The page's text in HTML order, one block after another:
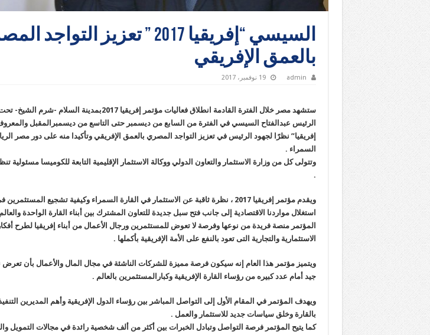
السيسي “إفريقيا 2017 ” تعزيز التواجد
بالعمق الإفريقي
admin 19 نوفمبر، 2017
ستشهد مصر خلال الفترة القادمة انطلاق فعاليات مؤتمر إفريقيا 2017بمدينة
الرئيس عبدالفتاح السيسي في الفترة من السابع من ديسمبر حتى التاسع من ديسمبرالمقبل
إفريقيا” نظرًا لجهود الرئيس في تعزيز التواجد المصري بالعمق الإفريقي وتأكيدا منه على دور مصر
السمراء .
وتتولى كل من وزارة الاستثمار والتعاون الدولي ووكالة الاستثمار الإقليمية التابعة للكوميسا مسئولية
.
ويقدم مؤتمر إفريقيا 2017 ، نظرة ثاقبة عن الاستثمار في القارة السمراء وكيفية تشجيع
استغلال مواردنا الاقتصادية إلى جانب فتح سبل جديدة للتعاون المشترك بين أبناء القارة الواحدة والعالم
المؤتمر منصة فريدة من نوعها وفرصة لا تعوض للمستثمرين ورجال الأعمال من أبناء إفريقيا لطرح
الاستثمارية والتجارية التى تعود بالنفع على الأمة الإفريقية بأكملها .
ويتميز مؤتمر هذا العام إنه سيكون فرصة مميزة للشركات الناشئة في مجال المال والأعمال بأن
جيد أمام عدد كبيره من رؤساء القارة الإفريقية وكبارالمستثمرين بالعالم .
ويهدف المؤتمر في المقام الأول إلى التواصل المباشر بين رؤساء الدول الإفريقية وأهم المديرين
بالقارة وخلق سياسات جديد للاستثمار والعمل .
كما يتيح المؤتمر فرصة التواصل وتبادل الخبرات بين أكثر من ألف شخصية رائدة في مجالات التمويل